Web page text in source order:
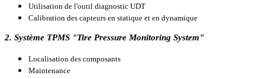
Utilisation de l'outil diagnostic UDT
Calibration des capteurs en statique et en dynamique
2. Système TPMS "Tire Pressure Monitoring System"
Localisation des composants
Maintenance